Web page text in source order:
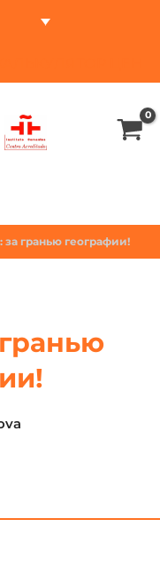
за гранью географии!